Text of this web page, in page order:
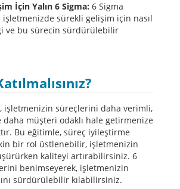
İçin Yalın 6 Sigma: 6 Sigma
sürekli gelişim için nasıl
ve bu sürecin sürdürülebilir
işletmenizin süreçlerini daha verimli,
daha müşteri odaklı hale getirmenize
Bu eğitimle, süreç iyileştirme
bir rol üstlenebilir, işletmenizin
kaliteyi artırabilirsiniz. 6
benimseyerek, işletmenizin
sürdürülebilir kılabilirsiniz.